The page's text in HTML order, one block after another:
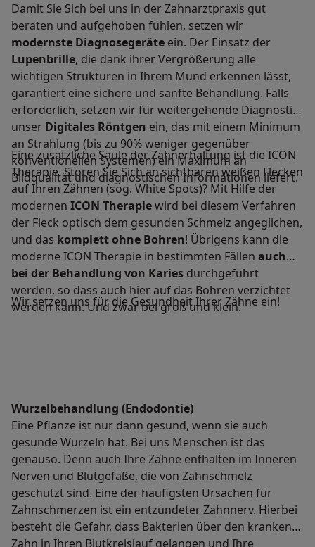
Damit Sie Sich bei uns in der Zahnarztpraxis gut
beraten und aufgehoben fühlen, setzen wir
modernste Diagnosegeräte ein. Der Einsatz der
Lupenbrille, die dank ihrer Vergrößerung alle
wichtigen Strukturen in Ihrem Mund erkennen lässt,
garantiert eine sichere und sanfte Behandlung. Falls
erforderlich, setzen wir für weitergehende Diagnostik
unser Digitales Röntgen ein, das mit einem Minimum
an Strahlung (bis zu 90% weniger gegenüber
konventionellen Systemen) ein Maximum an
Bildqualität und diagnostischen Informationen liefert.
Eine zusätzliche Säule der Zahnerhaltung ist die ICON
Therapie. Stören Sie Sich an sichtbaren weißen Flecken
auf Ihren Zähnen (sog. White Spots)? Mit Hilfe der
modernen ICON Therapiewird bei diesem Verfahren
der Fleck optisch dem gesunden Schmelz angeglichen,
und das komplett ohne Bohren! Übrigens kann die
moderne ICON Therapie in bestimmten Fällen auch
bei der Behandlung von Karies durchgeführt
werden, so dass auch hier auf das Bohren verzichtet
werden kann. Und zwar bei groß und klein.
Wir setzen uns für die Gesundheit Ihrer Zähne ein!
Wurzelbehandlung (Endodontie)
Eine Pflanze ist nur dann gesund, wenn sie auch
gesunde Wurzeln hat. Bei uns Menschen ist das
genauso. Denn auch Ihre Zähne enthalten im Inneren
Nerven und Blutgefäße, die von Zahnschmelz
geschützt sind. Eine der häufigsten Ursachen für
Zahnschmerzen ist ein entzündeter Zahnnerv. Hierbei
besteht die Gefahr, dass Bakterien über den kranken
Zahn in Ihren Blutkreislauf gelangen und Ihre